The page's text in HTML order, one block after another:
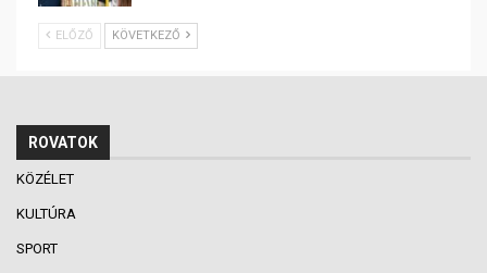
ELŐZŐ KÖVETKEZŐ
ROVATOK
KÖZÉLET
KULTÚRA
SPORT